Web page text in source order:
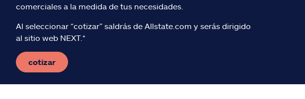
comerciales a la medida de tus necesidades.
Al seleccionar “cotizar” saldrás de Allstate.com y serás dirigido
al sitio web NEXT.*
cotizar